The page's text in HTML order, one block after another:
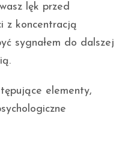
lęk przed
z koncentracją
sygnałem do dalszej
elementy,